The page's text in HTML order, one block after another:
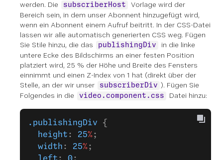
werden. Die
subscriberHost
Vorlage wird der
Bereich sein, in dem unser Abonnent hinzugefügt wird,
wenn ein Abonnent einem Aufruf beitritt. In der CSS-Datei
lassen wir alle automatisch generierten CSS weg. Fügen
Sie Stile hinzu, die das
publishingDiv
in die linke
untere Ecke des Bildschirms an einer festen Position
platziert wird, 25 % der Höhe und Breite des Fensters
einnimmt und einen Z-Index von 1 hat (direkt über der
Stelle, an der wir unser
subscriberDiv ). Fügen Sie
Folgendes in die
video.component.css Datei hinzu:
.publishingDiv {
  height
: 25%;
  width
: 25%;
  left
: 0 ;